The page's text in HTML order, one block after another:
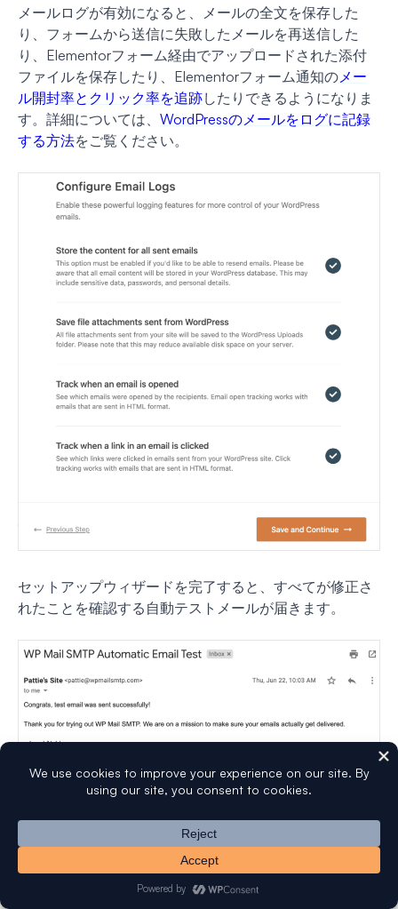
メールログが有効になると、メールの全文を保存した
り、フォームから送信に失敗したメールを再送信した
り、Elementorフォーム経由でアップロードされた添付
ファイルを保存したり、Elementorフォーム通知のメー
ル開封率とクリック率を追跡したりできるようになりま
す。詳細については、 WordPressのメールをログに記録
する方法をご覧ください。
セットアップウィザードを完了すると、すべてが修正さ
れたことを確認する自動テストメールが届きます。
これで完了です！Elementorフォームは正常に動作する
はずです。テストする方法を見てみましょう。
ステップ5：WP Mail SMTPからテストメールを送